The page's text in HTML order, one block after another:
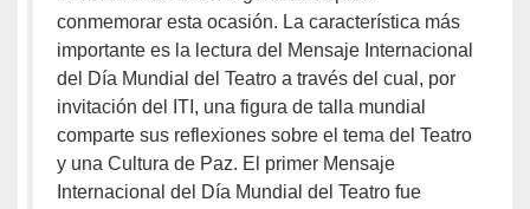
conmemorar esta ocasión. La característica más
importante es la lectura del Mensaje Internacional
del Día Mundial del Teatro a través del cual, por
invitación del ITI, una figura de talla mundial
comparte sus reflexiones sobre el tema del Teatro
y una Cultura de Paz. El primer Mensaje
Internacional del Día Mundial del Teatro fue